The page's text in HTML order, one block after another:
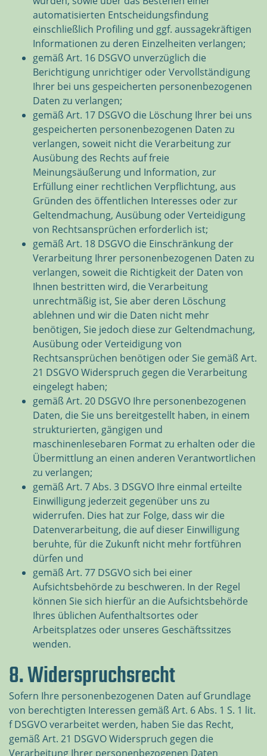
automatisierten Entscheidungsfindung
einschließlich Profiling und ggf. aussagekräftigen
Informationen zu deren Einzelheiten verlangen;
gemäß Art. 16 DSGVO unverzüglich die
Berichtigung unrichtiger oder Vervollständigung
Ihrer bei uns gespeicherten personenbezogenen
Daten zu verlangen;
gemäß Art. 17 DSGVO die Löschung Ihrer bei uns
gespeicherten personenbezogenen Daten zu
verlangen, soweit nicht die Verarbeitung zur
Ausübung des Rechts auf freie
Meinungsäußerung und Information, zur
Erfüllung einer rechtlichen Verpflichtung, aus
Gründen des öffentlichen Interesses oder zur
Geltendmachung, Ausübung oder Verteidigung
von Rechtsansprüchen erforderlich ist;
gemäß Art. 18 DSGVO die Einschränkung der
Verarbeitung Ihrer personenbezogenen Daten zu
verlangen, soweit die Richtigkeit der Daten von
Ihnen bestritten wird, die Verarbeitung
unrechtmäßig ist, Sie aber deren Löschung
ablehnen und wir die Daten nicht mehr
benötigen, Sie jedoch diese zur Geltendmachung,
Ausübung oder Verteidigung von
Rechtsansprüchen benötigen oder Sie gemäß Art.
21 DSGVO Widerspruch gegen die Verarbeitung
eingelegt haben;
gemäß Art. 20 DSGVO Ihre personenbezogenen
Daten, die Sie uns bereitgestellt haben, in einem
strukturierten, gängigen und
maschinenlesebaren Format zu erhalten oder die
Übermittlung an einen anderen Verantwortlichen
zu verlangen;
gemäß Art. 7 Abs. 3 DSGVO Ihre einmal erteilte
Einwilligung jederzeit gegenüber uns zu
widerrufen. Dies hat zur Folge, dass wir die
Datenverarbeitung, die auf dieser Einwilligung
beruhte, für die Zukunft nicht mehr fortführen
dürfen und
gemäß Art. 77 DSGVO sich bei einer
Aufsichtsbehörde zu beschweren. In der Regel
können Sie sich hierfür an die Aufsichtsbehörde
Ihres üblichen Aufenthaltsortes oder
Arbeitsplatzes oder unseres Geschäftssitzes
wenden.
8. Widerspruchsrecht
Sofern Ihre personenbezogenen Daten auf Grundlage
von berechtigten Interessen gemäß Art. 6 Abs. 1 S. 1 lit.
f DSGVO verarbeitet werden, haben Sie das Recht,
gemäß Art. 21 DSGVO Widerspruch gegen die
Verarbeitung Ihrer personenbezogenen Daten